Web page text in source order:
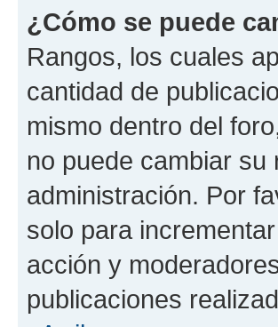
¿Cómo se puede
Rangos, los cuales
cantidad de
mismo dentro del
no puede cambiar
administración. Por
solo para
acción y
publicaciones